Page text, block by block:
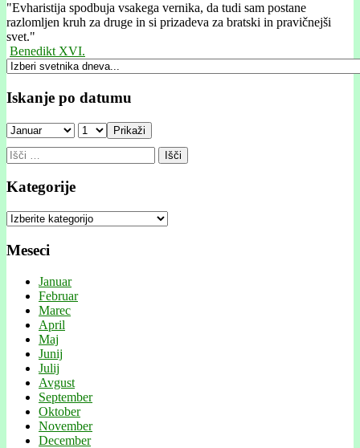
"Evharistija spodbuja vsakega vernika, da tudi sam postane
razlomljen kruh za druge in si prizadeva za bratski in pravičnejši
svet."
Benedikt XVI.
Iskanje po datumu
Prikaži
Išči:
Kategorije
Kategorije
Meseci
Januar
Februar
Marec
April
Maj
Junij
Julij
Avgust
September
Oktober
November
December